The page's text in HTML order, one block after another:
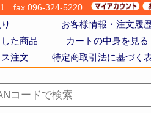
fax 096-324-5220
お客様情報・注文履
た商品
カートの中身を見る
注文 特定商取引法に基づく